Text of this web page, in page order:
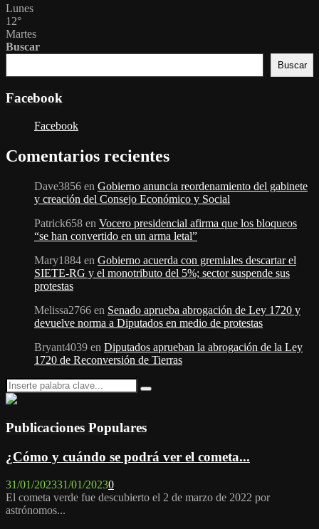
Lunes
12°
Martes
Buscar
Buscar
Facebook
Facebook
Comentarios recientes
Dave3856 en Gobierno anuncia reordenamiento del gabinete
y creación del Consejo Económico y Social
Patrick658 en Vocero presidencial afirma que los bloqueos
“se han convertido en un arma letal”
Mary1884 en Gobierno acuerda con gremiales descartar el
SIETE-RG y el monotributo del 5%; sector suspende sus
protestas
Melissa2766 en Senado aprueba abrogación de Ley 1720 y
devuelve norma a Diputados en medio de protestas
Bryant4039 en Diputados aprueban la abrogación de la Ley
1720 de Reconversión de Tierras
Search
for:
Search
Publicaciones Populares
¿Cómo y cuándo se podrá ver el cometa...
31/01/202331/01/20230
El cometa verde fue descubierto el 2 de marzo de 2022 por
astrónomos...